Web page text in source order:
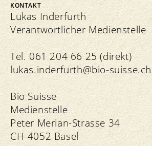
KONTAKT
Lukas Inderfurth
Verantwortlicher Medienstelle
Tel. 061 204 66 25 (direkt)
lukas.inderfurth@bio-suisse.ch
Bio Suisse
Medienstelle
Peter Merian-Strasse 34
CH-4052 Basel